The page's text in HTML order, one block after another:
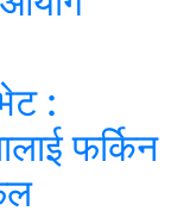
:
फर्किन